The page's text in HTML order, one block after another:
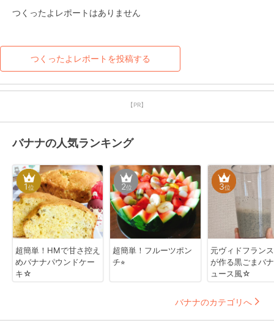
つくったよレポートはありません
つくったよレポートを投稿する
【PR】
バナナの人気ランキング
1位
超簡単！HMで甘さ控え
めバナナパウンドケー
キ☆
2位
超簡単！フルーツポン
チ⭐︎
3位
元ヴィドフラン
が作る黒ごまバ
ュース風☆
バナナのカテゴリへ